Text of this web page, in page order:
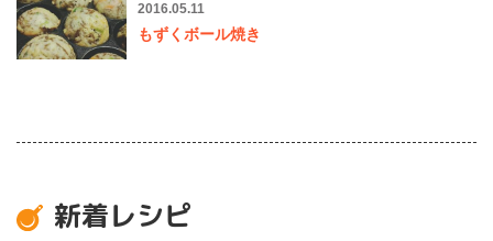
2016.05.11
もずくボール焼き
新着レシピ